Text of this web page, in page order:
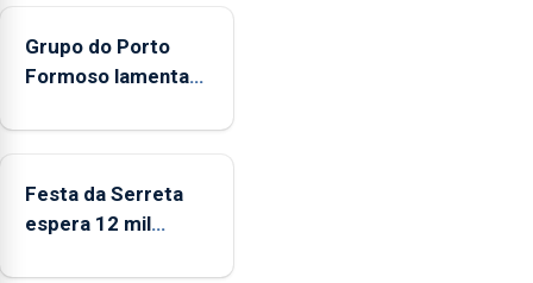
Grupo do Porto
Formoso lamenta
governo ao folclore
Festa da Serreta
espera 12 mil